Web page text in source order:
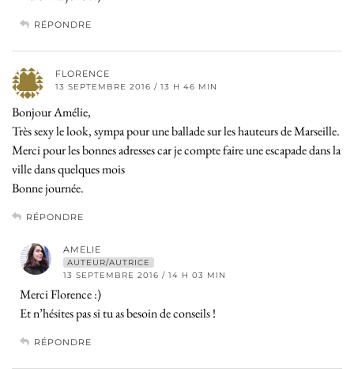
RÉPONDRE
FLORENCE
13 SEPTEMBRE 2016 / 13 H 46 MIN
Bonjour Amélie,
Très sexy le look, sympa pour une ballade sur les hauteurs de Marseille.
Merci pour les bonnes adresses car je compte faire une escapade dans la
ville dans quelques mois
Bonne journée.
RÉPONDRE
AMELIE
AUTEUR/AUTRICE
13 SEPTEMBRE 2016 / 14 H 03 MIN
Merci Florence :)
Et n’hésites pas si tu as besoin de conseils !
RÉPONDRE